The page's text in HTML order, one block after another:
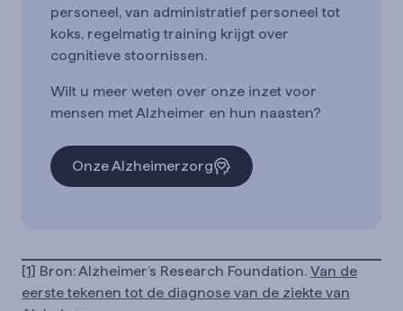
personeel, van administratief personeel tot
koks, regelmatig training krijgt over
cognitieve stoornissen.
Wilt u meer weten over onze inzet voor
mensen met Alzheimer en hun naasten?
Onze Alzheimerzorg
[1] Bron: Alzheimer’s Research Foundation. Van de
eerste tekenen tot de diagnose van de ziekte van